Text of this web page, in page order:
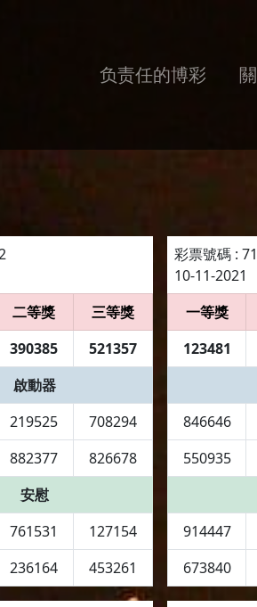
负责任的博彩
二等獎
三等獎
390385
521357
啟動器
219525
708294
882377
826678
安慰
761531
127154
236164 453261
彩票號碼 : 71
10-11-2021
一等獎
123481
846646
550935
914447
673840